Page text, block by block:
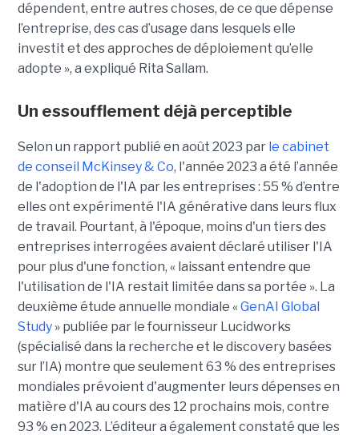
dépendent, entre autres choses, de ce que dépense
l’entreprise, des cas d’usage dans lesquels elle
investit et des approches de déploiement qu’elle
adopte », a expliqué Rita Sallam.
Un essoufflement déjà perceptible
Selon un rapport publié en août 2023 par le cabinet
de conseil McKinsey & Co, l'année 2023 a été l’année
de l'adoption de l'IA par les entreprises : 55 % d’entre
elles ont expérimenté l'IA générative dans leurs flux
de travail. Pourtant, à l'époque, moins d'un tiers des
entreprises interrogées avaient déclaré utiliser l'IA
pour plus d'une fonction, « laissant entendre que
l'utilisation de l'IA restait limitée dans sa portée ». La
deuxième étude annuelle mondiale «GenAI Global
Study » publiée par le fournisseur Lucidworks
(spécialisé dans la recherche et le discovery basées
sur l’IA) montre que seulement 63 % des entreprises
mondiales prévoient d'augmenter leurs dépenses en
matière d'IA au cours des 12 prochains mois, contre
93 % en 2023. L’éditeur a également constaté que les